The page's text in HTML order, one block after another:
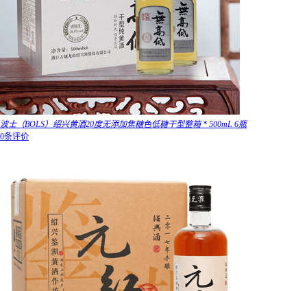
波士（BOLS）绍兴黄酒20度无添加焦糖色低糖干型整箱 * 500mL 6瓶
0条评价